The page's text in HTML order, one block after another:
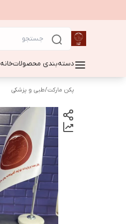
دسته‌بندی محصولاتخانه
پکن مارکت/طبی و پزشکی